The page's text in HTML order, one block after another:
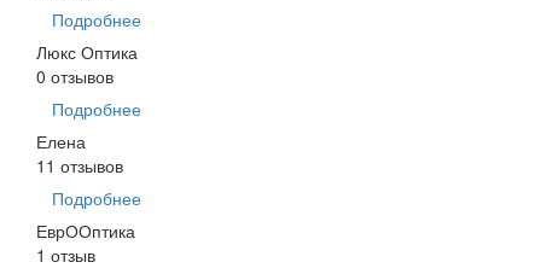
Подробнее
Люкс Оптика
0 отзывов
Подробнее
Елена
11 отзывов
Подробнее
ЕврООптика
1 отзыв